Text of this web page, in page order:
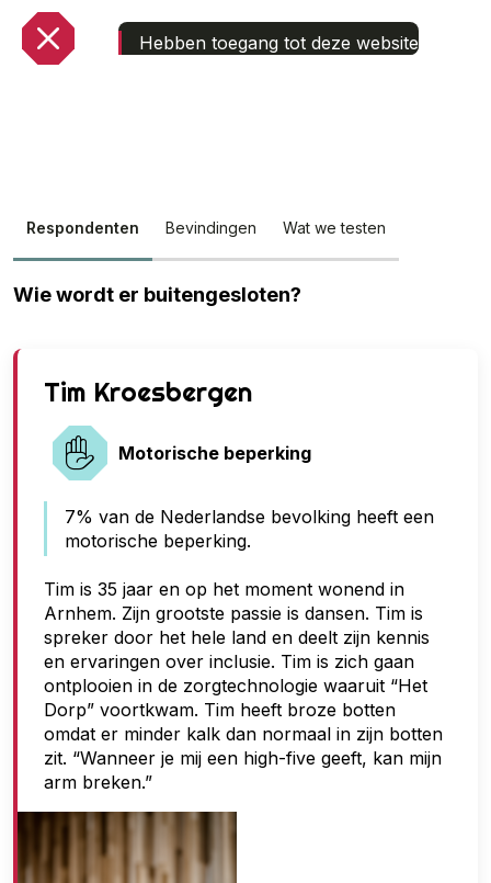
Hebben toegang tot deze website
Respondenten Bevindingen Wat we testen
Wie wordt er buitengesloten?
G
e
o
e
g
a
n
g
Tim Kroesbergen
Motorische beperking
7% van de Nederlandse bevolking heeft een
motorische beperking.
Tim is 35 jaar en op het moment wonend in
Arnhem. Zijn grootste passie is dansen. Tim is
spreker door het hele land en deelt zijn kennis
en ervaringen over inclusie. Tim is zich gaan
ontplooien in de zorgtechnologie waaruit “Het
Dorp” voortkwam. Tim heeft broze botten
omdat er minder kalk dan normaal in zijn botten
zit. “Wanneer je mij een high-five geeft, kan mijn
arm breken.”